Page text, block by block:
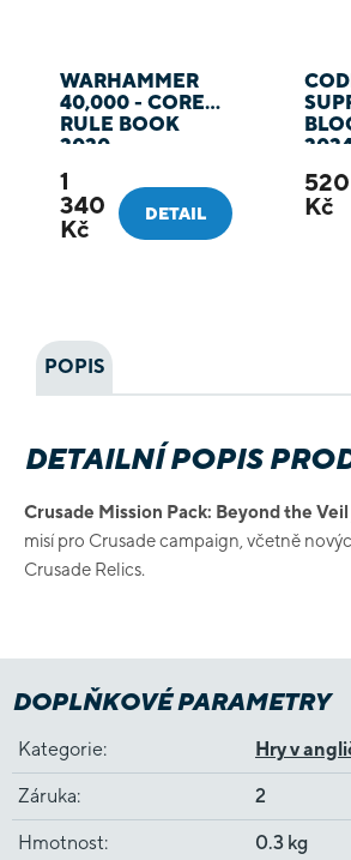
WARHAMMER
40,000 - CORE
RULE BOOK
2020
1
340
Kč
DETAIL
520
Kč
POPIS
DETAILNÍ POPIS
Crusade Mission Pack: Beyond the Veil
misí pro Crusade campaign, včetně
Crusade Relics.
DOPLŇKOVÉ PARAMETRY
Kategorie: Hry v
Záruka: 2
Hmotnost: 0.3 kg